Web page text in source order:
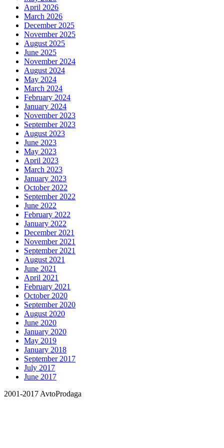
April 2026
March 2026
December 2025
November 2025
August 2025
June 2025
November 2024
August 2024
May 2024
March 2024
February 2024
January 2024
November 2023
September 2023
August 2023
June 2023
May 2023
April 2023
March 2023
January 2023
October 2022
September 2022
June 2022
February 2022
January 2022
December 2021
November 2021
September 2021
August 2021
June 2021
April 2021
February 2021
October 2020
September 2020
August 2020
June 2020
January 2020
May 2019
January 2018
September 2017
July 2017
June 2017
2001-2017 AvtoProdaga